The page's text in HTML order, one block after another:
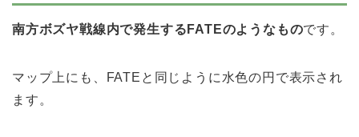
南方ボズヤ戦線内で発生するFATEのようなものです。
マップ上にも、FATEと同じように水色の円で表示され
ます。